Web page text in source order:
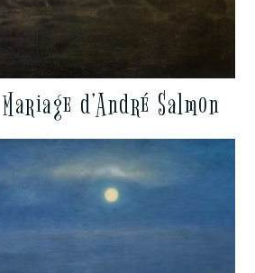
d’André Salmon